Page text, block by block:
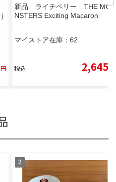
j
円
新品 ライチベリー THE MO
NSTERS Exciting Macaron
マイストア在庫： 62
税込 2,645